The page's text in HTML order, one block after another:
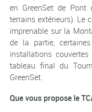
en GreenSet de
terrains extérieurs). Le
imprenable sur la
de la partie,
installations
tableau final du
GreenSet.
Que vous propose le